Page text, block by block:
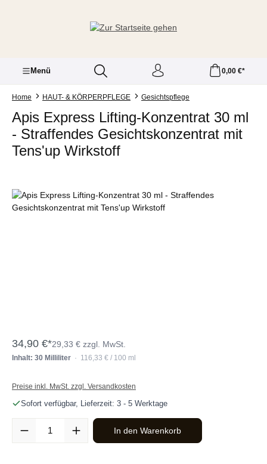
Menü 0,00 €*
Home HAUT- & KÖRPERPFLEGE Gesichtspflege
Apis Express Lifting-Konzentrat 30 ml
- Straffendes Gesichtskonzentrat mit
Tens'up Wirkstoff
Bildergalerie überspringen
34,90 €*29,33 € zzgl. MwSt.
Inhalt: 30 Milliliter · 116,33 € / 100 ml
Preise inkl. MwSt. zzgl. Versandkosten
Sofort verfügbar, Lieferzeit: 3 - 5 Werktage
Produkt Anzahl: Gib den gewünschten Wert ein oder benutze die
In den Warenkorb